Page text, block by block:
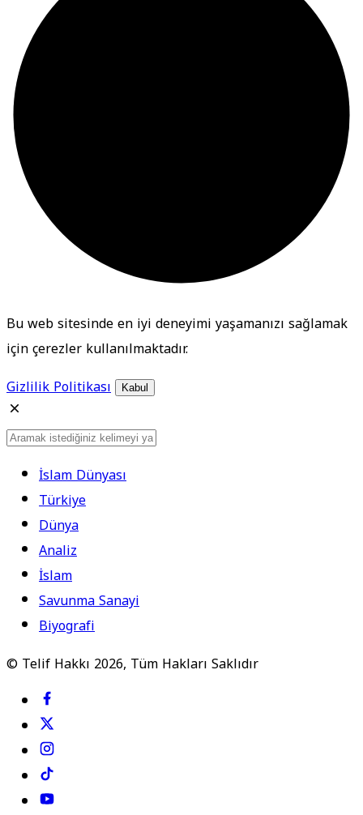
Bu web sitesinde en iyi deneyimi yaşamanızı sağlamak
için çerezler kullanılmaktadır.
Gizlilik Politikası
Kabul
İslam Dünyası
Türkiye
Dünya
Analiz
İslam
Savunma Sanayi
Biyografi
© Telif Hakkı 2026, Tüm Hakları Saklıdır